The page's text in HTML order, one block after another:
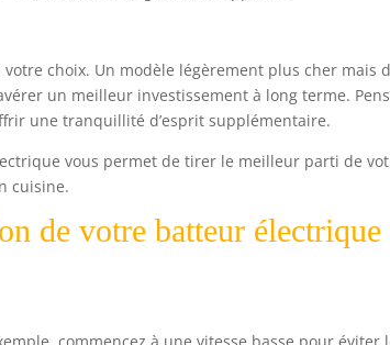
choix. Un modèle légèrement plus cher mais
un meilleur investissement à long terme.
une tranquillité d’esprit supplémentaire.
vous permet de tirer le meilleur parti de
cuisine.
de votre batteur électrique